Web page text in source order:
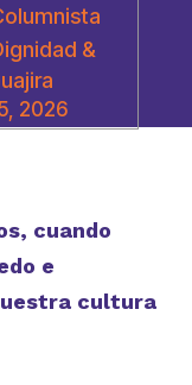
&
2026
cuando
e
cultura